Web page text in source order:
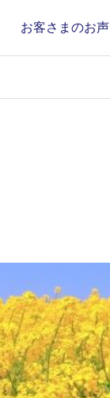
お客さまのお声